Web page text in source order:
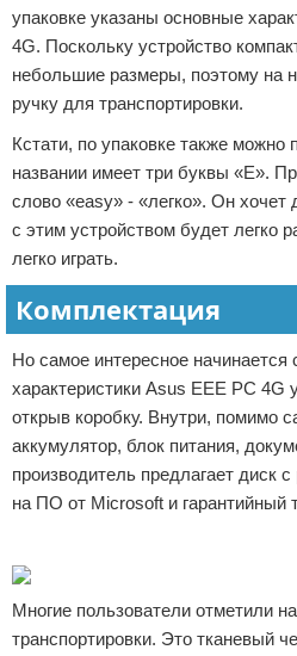
упаковке указаны основные
4G. Поскольку устройство
небольшие размеры, поэтому на
ручку для транспортировки.
Кстати, по упаковке также можно
названии имеет три буквы «Е».
слово «easy» - «легко». Он хочет
с этим устройством будет легко
легко играть.
Комплектация
Но самое интересное начинается
характеристики Asus EEE PC 4G
открыв коробку. Внутри, помимо
аккумулятор, блок питания,
производитель предлагает диск
на ПО от Microsoft и гарантийный
Многие пользователи отметили
транспортировки. Это тканевый